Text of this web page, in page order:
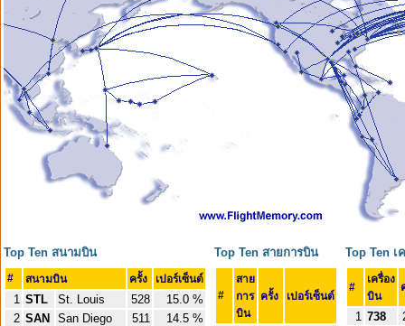
Top Ten สนามบิน
# สนามบิน ครั้ง เปอร์เซ็นต์
1 STL St. Louis 528
15.0 %
2 SAN San Diego 511
14.5 %
Top Ten สายการบิน
#
สาย
การ
บิน
ครั้ง เปอร์เซ็นต์
Top Ten เ
#
เครื่อง
บิน
1 738